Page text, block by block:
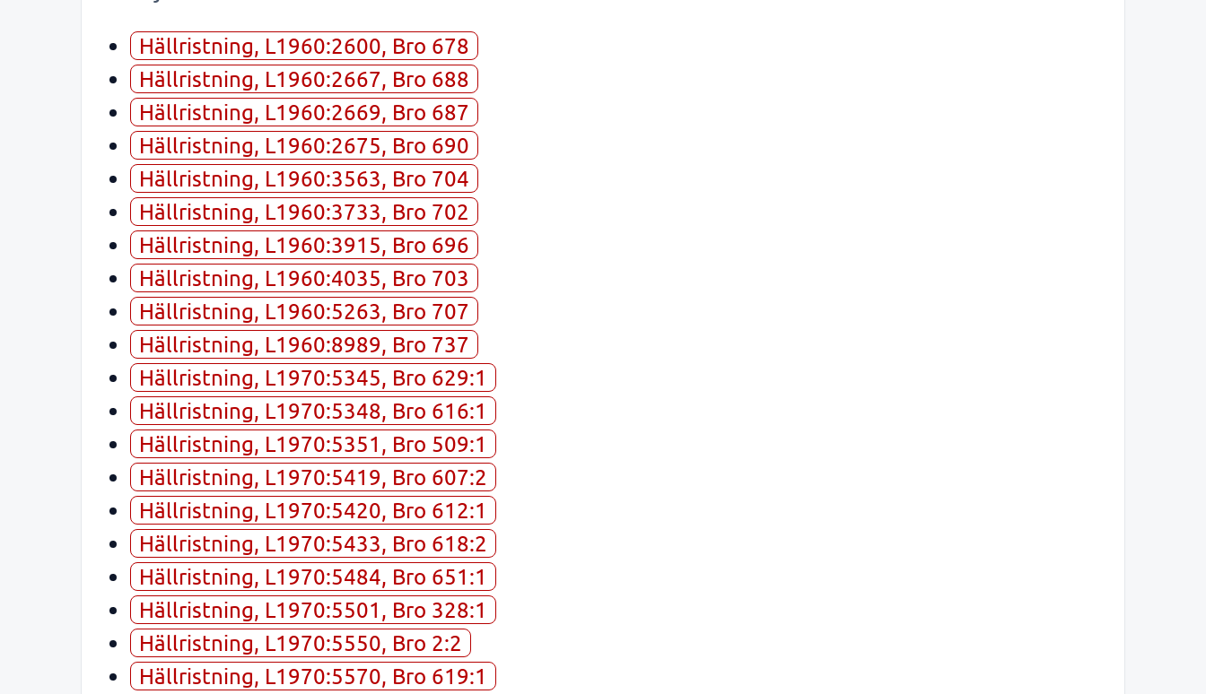
Hällristning, L1960:2600, Bro 678
Hällristning, L1960:2667, Bro 688
Hällristning, L1960:2669, Bro 687
Hällristning, L1960:2675, Bro 690
Hällristning, L1960:3563, Bro 704
Hällristning, L1960:3733, Bro 702
Hällristning, L1960:3915, Bro 696
Hällristning, L1960:4035, Bro 703
Hällristning, L1960:5263, Bro 707
Hällristning, L1960:8989, Bro 737
Hällristning, L1970:5345, Bro 629:1
Hällristning, L1970:5348, Bro 616:1
Hällristning, L1970:5351, Bro 509:1
Hällristning, L1970:5419, Bro 607:2
Hällristning, L1970:5420, Bro 612:1
Hällristning, L1970:5433, Bro 618:2
Hällristning, L1970:5484, Bro 651:1
Hällristning, L1970:5501, Bro 328:1
Hällristning, L1970:5550, Bro 2:2
Hällristning, L1970:5570, Bro 619:1